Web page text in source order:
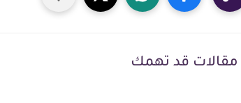
مقالات قد تهمك